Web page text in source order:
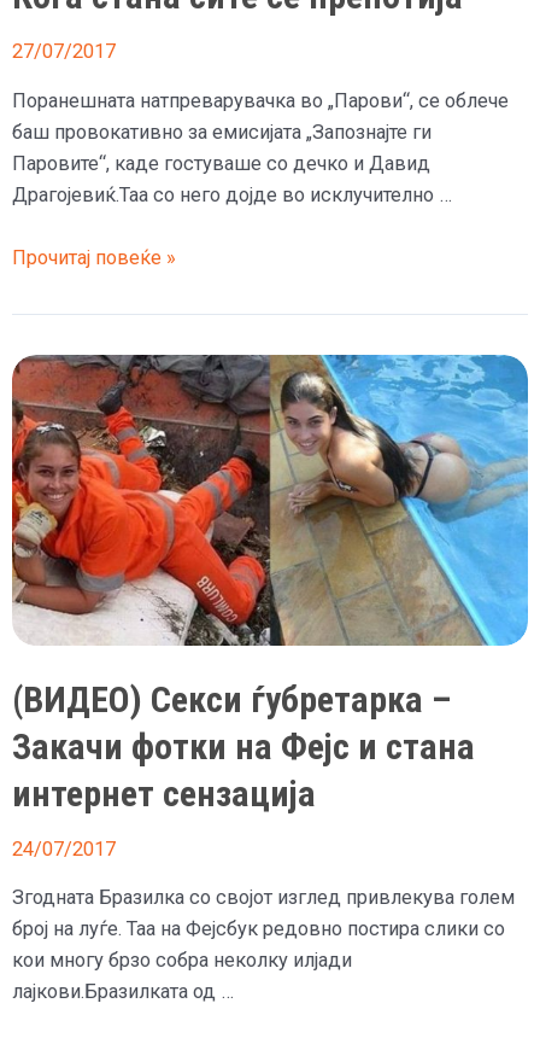
27/07/2017
Поранешната натпреварувачка во „Парови“, се облече
баш провокативно за емисијата „Запознајте ги
Паровите“, каде гостуваше со дечко и Давид
Драгојевиќ.Таа со него дојде во исклучително …
(ВИДЕО)
дојде
во
емисија
без
градник
и
гаќички
–
Кога
стана
сите
препотија
Прочитај повеќе »
(ВИДЕО) Секси ѓубретарка –
Закачи фотки на Фејс и стана
интернет сензација
24/07/2017
Згодната Бразилка со својот изглед привлекува голем
број на луѓе. Таа на Фејсбук редовно постира слики со
кои многу брзо собра неколку илјади
лајкови.Бразилката од …